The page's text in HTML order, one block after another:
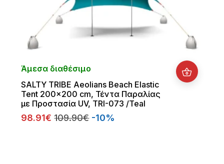
Άμεσα διαθέσιμο
SALTY TRIBE Aeolians Beach Elastic
Tent 200x200 cm, Τέντα Παραλίας
με Προστασία UV, TRI-073 /Teal
98.91€ 109.90€ -10%